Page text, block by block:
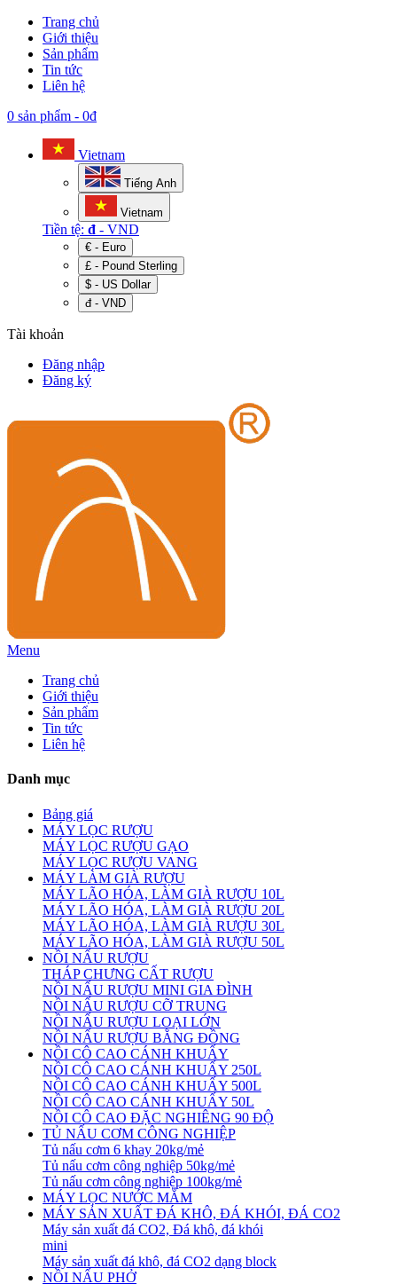
Trang chủ
Giới thiệu
Sản phẩm
Tin tức
Liên hệ
0 sản phẩm - 0đ
Vietnam
Tiếng Anh
Vietnam
Tiền tệ: đ - VND
€ - Euro
£ - Pound Sterling
$ - US Dollar
đ - VND
Tài khoản
Đăng nhập
Đăng ký
Menu
Trang chủ
Giới thiệu
Sản phẩm
Tin tức
Liên hệ
Danh mục
Bảng giá
MÁY LỌC RƯỢU
MÁY LỌC RƯỢU GẠO
MÁY LỌC RƯỢU VANG
MÁY LÀM GIÀ RƯỢU
MÁY LÃO HÓA, LÀM GIÀ RƯỢU 10L
MÁY LÃO HÓA, LÀM GIÀ RƯỢU 20L
MÁY LÃO HÓA, LÀM GIÀ RƯỢU 30L
MÁY LÃO HÓA, LÀM GIÀ RƯỢU 50L
NỒI NẤU RƯỢU
THÁP CHƯNG CẤT RƯỢU
NỒI NẤU RƯỢU MINI GIA ĐÌNH
NỒI NẤU RƯỢU CỠ TRUNG
NỒI NẤU RƯỢU LOẠI LỚN
NỒI NẤU RƯỢU BẰNG ĐỒNG
NỒI CÔ CAO CÁNH KHUẤY
NỒI CÔ CAO CÁNH KHUẤY 250L
NỒI CÔ CAO CÁNH KHUẤY 500L
NỒI CÔ CAO CÁNH KHUẤY 50L
NỒI CÔ CAO ĐẶC NGHIÊNG 90 ĐỘ
TỦ NẤU CƠM CÔNG NGHIỆP
Tủ nấu cơm 6 khay 20kg/mẻ
Tủ nấu cơm công nghiệp 50kg/mẻ
Tủ nấu cơm công nghiệp 100kg/mẻ
MÁY LỌC NƯỚC MẮM
MÁY SẢN XUẤT ĐÁ KHÔ, ĐÁ KHÓI, ĐÁ CO2
Máy sản xuất đá CO2, Đá khô, đá khói
mini
Máy sản xuất đá khô, đá CO2 dạng block
NỒI NẤU PHỞ